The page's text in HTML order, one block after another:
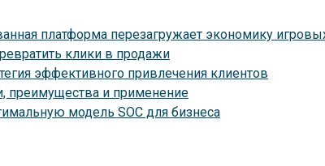
платформа перезагружает экономику
клики в продажи
эффективного привлечения клиентов
преимущества и применение
модель SOC для бизнеса